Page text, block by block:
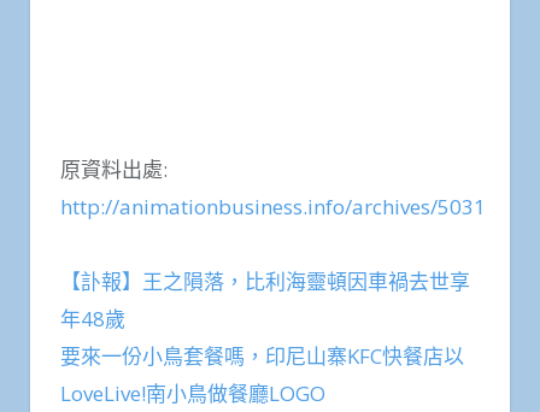
原資料出處:
http://animationbusiness.info/archives/5031
【訃報】王之隕落，比利海靈頓因車禍去世享
年48歲
要來一份小鳥套餐嗎，印尼山寨KFC快餐店以
LoveLive!南小鳥做餐廳LOGO